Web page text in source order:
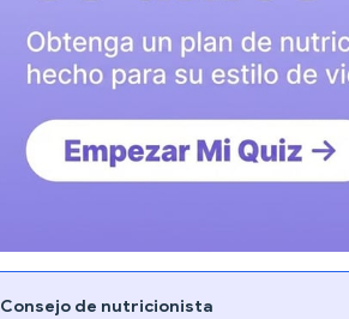
Consejo de nutricionista